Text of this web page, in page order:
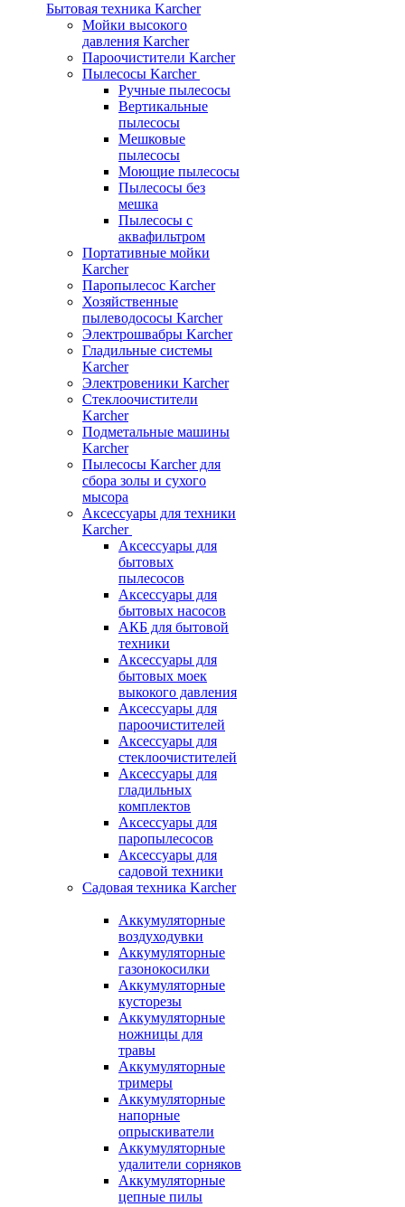
Бытовая техника Karcher
Мойки высокого
давления Karcher
Пароочистители Karcher
Пылесосы Karcher
Ручные пылесосы
Вертикальные
пылесосы
Мешковые
пылесосы
Моющие пылесосы
Пылесосы без
мешка
Пылесосы с
аквафильтром
Портативные мойки
Karcher
Паропылесос Karcher
Хозяйственные
пылеводососы Karcher
Электрошвабры Karcher
Гладильные системы
Karcher
Электровеники Karcher
Стеклоочистители
Karcher
Подметальные машины
Karcher
Пылесосы Karcher для
сбора золы и сухого
мысора
Аксессуары для техники
Karcher
Аксессуары для
бытовых
пылесосов
Аксессуары для
бытовых насосов
АКБ для бытовой
техники
Аксессуары для
бытовых моек
выкокого давления
Аксессуары для
пароочистителей
Аксессуары для
стеклоочистителей
Аксессуары для
гладильных
комплектов
Аксессуары для
паропылесосов
Аксессуары для
садовой техники
Садовая техника Karcher
Аккумуляторные
воздуходувки
Аккумуляторные
газонокосилки
Аккумуляторные
кусторезы
Аккумуляторные
ножницы для
травы
Аккумуляторные
тримеры
Аккумуляторные
напорные
опрыскиватели
Аккумуляторные
удалители сорняков
Аккумуляторные
цепные пилы